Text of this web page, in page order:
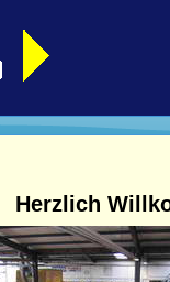
Herzlich